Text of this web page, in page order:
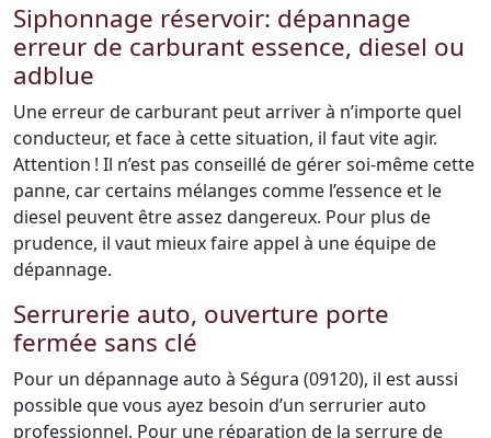
Siphonnage réservoir: dépannage
erreur de carburant essence, diesel ou
adblue
Une erreur de carburant peut arriver à n’importe quel
conducteur, et face à cette situation, il faut vite agir.
Attention ! Il n’est pas conseillé de gérer soi-même cette
panne, car certains mélanges comme l’essence et le
diesel peuvent être assez dangereux. Pour plus de
prudence, il vaut mieux faire appel à une équipe de
dépannage.
Serrurerie auto, ouverture porte
fermée sans clé
Pour un dépannage auto à Ségura (09120), il est aussi
possible que vous ayez besoin d’un serrurier auto
professionnel. Pour une réparation de la serrure de